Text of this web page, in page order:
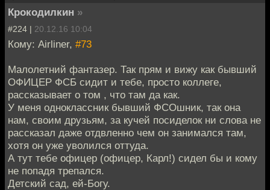
Крокодилкин »
#224 | 20.12.16 10:04
Кому: Airliner, #73
Малолетний фантазер. Так прям и вижу как бывший
ОФИЦЕР ФСБ сидит и тебе, просто коллеге,
рассказывает о том , что там да как.
У меня одноклассник бывший ФСОшник, так она
нам, своим друзьям, за кучей посиделок ни слова не
рассказал даже отдвленно чем он занимался там,
хотя он уже уволился оттуда.
А тут тебе офицер (офицер, Карл!) сидел бы и кому
не попадя трепался.
Детский сад, ей-Богу.